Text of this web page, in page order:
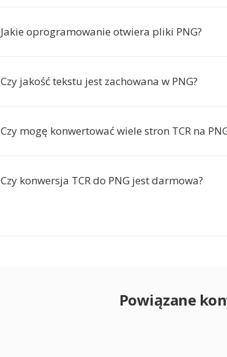
Jakie oprogramowanie otwiera pliki PNG?
Czy jakość tekstu jest zachowana w PNG?
Czy mogę konwertować wiele stron TCR na
Czy konwersja TCR do PNG jest darmowa?
Powiązane